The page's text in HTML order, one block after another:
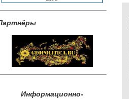
Информационно-